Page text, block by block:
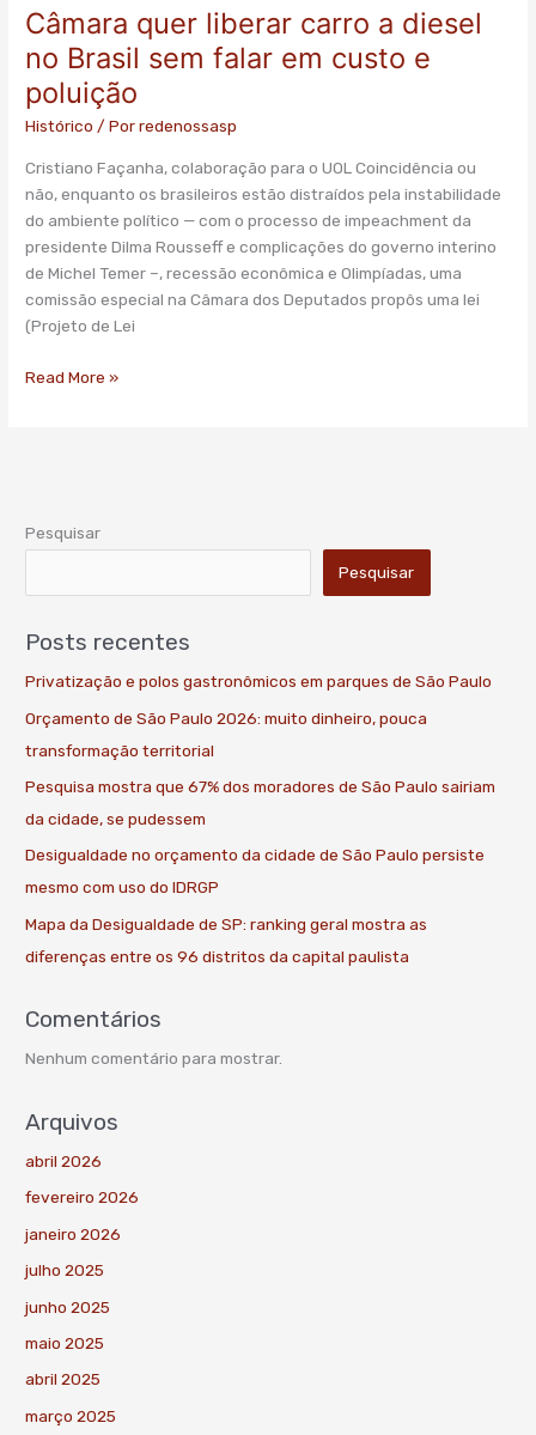
Câmara quer liberar carro a diesel
no Brasil sem falar em custo e
poluição
Histórico / Porredenossasp
Cristiano Façanha, colaboração para o UOL Coincidência ou
não, enquanto os brasileiros estão distraídos pela instabilidade
do ambiente político — com o processo de impeachment da
presidente Dilma Rousseff e complicações do governo interino
de Michel Temer –, recessão econômica e Olimpíadas, uma
comissão especial na Câmara dos Deputados propôs uma lei
(Projeto de Lei
Câmara
liberar
carro
a
no
Brasil
sem
falar
em
custo
e
Read More »
Pesquisar
Pesquisar
Posts recentes
Privatização e polos gastronômicos em parques de São Paulo
Orçamento de São Paulo 2026: muito dinheiro, pouca
transformação territorial
Pesquisa mostra que 67% dos moradores de São Paulo sairiam
da cidade, se pudessem
Desigualdade no orçamento da cidade de São Paulo persiste
mesmo com uso do IDRGP
Mapa da Desigualdade de SP: ranking geral mostra as
diferenças entre os 96 distritos da capital paulista
Comentários
Nenhum comentário para mostrar.
Arquivos
abril 2026
fevereiro 2026
janeiro 2026
julho 2025
junho 2025
maio 2025
abril 2025
março 2025